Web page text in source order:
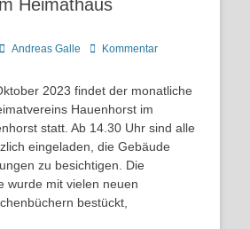
Heimathaus
AutorAndreas Galle
Kommentar
2023 findet der monatliche
Hauenhorst im
statt. Ab 14.30 Uhr sind alle
eingeladen, die Gebäude
zu besichtigen. Die
wurde mit vielen neuen
bestückt,